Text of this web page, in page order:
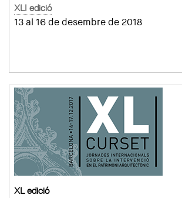
XLI edició
13 al 16 de desembre de 2018
XL edició